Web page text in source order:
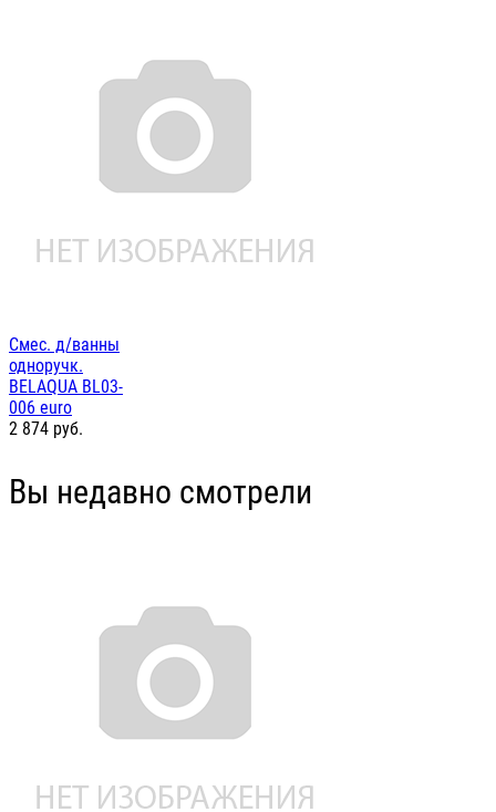
Смес. д/ванны
одноручк.
BELAQUA BL03-
006 euro
2 874 руб.
Вы недавно смотрели